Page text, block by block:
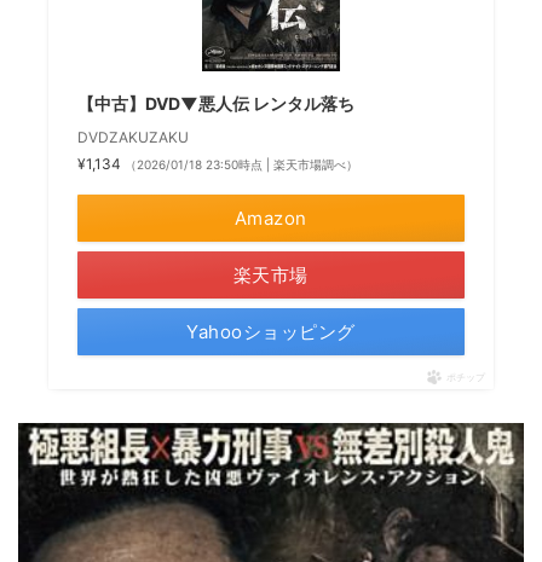
【中古】DVD▼悪人伝 レンタル落ち
DVDZAKUZAKU
¥1,134
（2026/01/18 23:50時点 | 楽天市場調べ）
Amazon
楽天市場
Yahooショッピング
ポチップ